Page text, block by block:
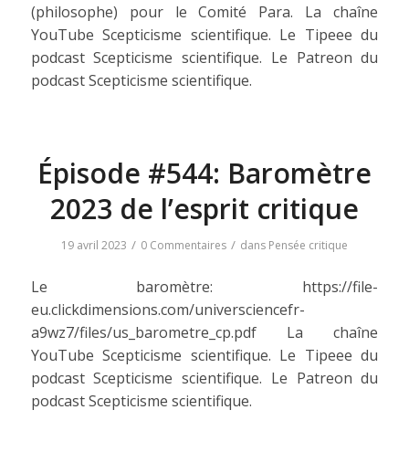
(philosophe) pour le Comité Para. La chaîne
YouTube Scepticisme scientifique. Le Tipeee du
podcast Scepticisme scientifique. Le Patreon du
podcast Scepticisme scientifique.
Épisode #544: Baromètre
2023 de l’esprit critique
19 avril 2023 / 0 Commentaires / dans Pensée critique
Le baromètre: https://file-
eu.clickdimensions.com/universciencefr-
a9wz7/files/us_barometre_cp.pdf La chaîne
YouTube Scepticisme scientifique. Le Tipeee du
podcast Scepticisme scientifique. Le Patreon du
podcast Scepticisme scientifique.